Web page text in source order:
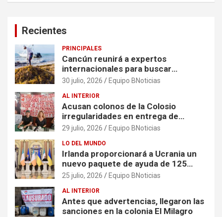
Recientes
PRINCIPALES
Cancún reunirá a expertos
internacionales para buscar
soluciones al problema del sargazo
30 julio, 2026 Equipo BNoticias
AL INTERIOR
Acusan colonos de la Colosio
irregularidades en entrega de
escrituras
29 julio, 2026 Equipo BNoticias
LO DEL MUNDO
Irlanda proporcionará a Ucrania un
nuevo paquete de ayuda de 125
millones de euros
25 julio, 2026 Equipo BNoticias
AL INTERIOR
Antes que advertencias, llegaron las
sanciones en la colonia El Milagro